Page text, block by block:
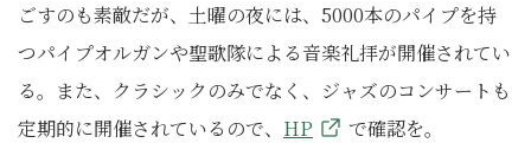
ごすのも素敵だが、土曜の夜には、5000本のパイプを持
つパイプオルガンや聖歌隊による音楽礼拝が開催されてい
る。また、クラシックのみでなく、ジャズのコンサートも
定期的に開催されているので、 HP で確認を。